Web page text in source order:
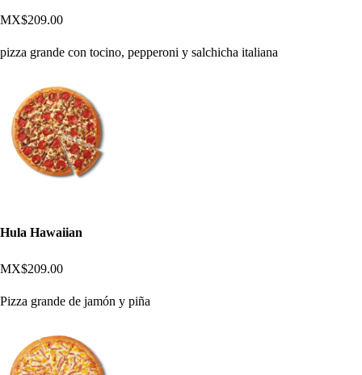
MX$209.00
pizza grande con tocino, pepperoni y salchicha italiana
Hula Hawaiian
MX$209.00
Pizza grande de jamón y piña